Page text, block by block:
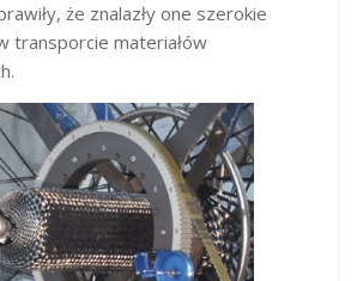
że znalazły one szerokie
transporcie materiałów